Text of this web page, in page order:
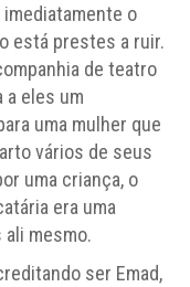
o
está prestes a ruir.
de teatro
a eles um
uma mulher que
vários de seus
uma criança, o
era uma
mesmo.
ser Emad,